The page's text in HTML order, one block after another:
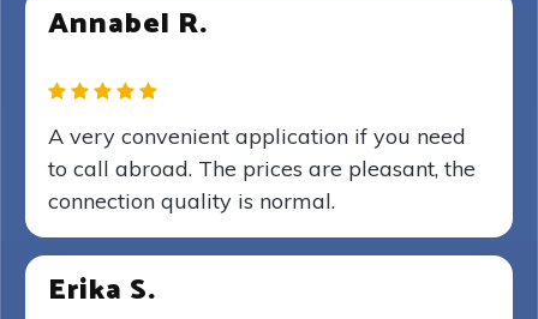
Annabel R.
A very convenient application if you need
to call abroad. The prices are pleasant, the
connection quality is normal.
Erika S.